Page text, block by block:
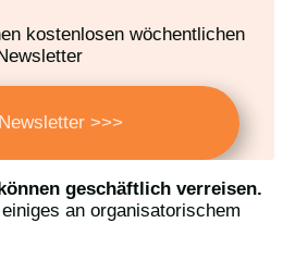
kostenlosen wöchentlichen
>>>
geschäftlich verreisen.
an organisatorischem